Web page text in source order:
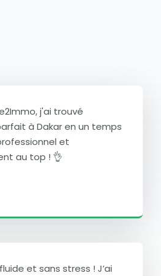
j'ai trouvé
à Dakar en un temps
et
au top ! 👌
et sans stress ! J’ai